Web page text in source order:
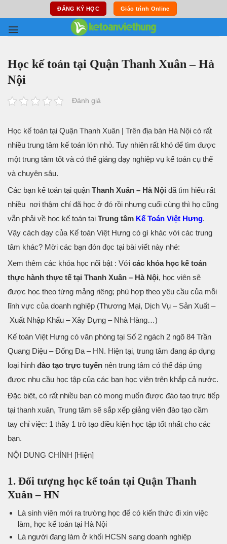
content
ĐĂNG KÝ HỌC Giáo trình Online
Học kế toán tại Quận Thanh Xuân – Hà
Nội
Đánh giá
Học kế toán tại Quận Thanh Xuân | Trên địa bàn Hà Nội có rất
nhiều trung tâm kế toán lớn nhỏ. Tuy nhiên rất khó để tìm được
một trung tâm tốt và có thể giảng dạy nghiệp vụ kế toán cụ thể
và chuyên sâu.
Các bạn kế toán tại quận Thanh Xuân – Hà Nội đã tìm hiểu rất
nhiều nơi thậm chí đã học ở đó rồi nhưng cuối cùng thì họ cũng
vẫn phải về học kế toán tại Trung tâm Kế Toán Việt Hưng.
Vậy cách dạy của Kế toán Việt Hưng có gì khác với các trung
tâm khác? Mời các bạn đón đọc tại bài viết này nhé:
Xem thêm các khóa học nổi bật : Với các khóa học kế toán
thực hành thực tế tại Thanh Xuân – Hà Nội, học viên sẽ
được học theo từng mảng riêng; phù hợp theo yêu cầu của mỗi
lĩnh vực của doanh nghiệp (Thương Mại, Dịch Vụ – Sản Xuất –
Xuất Nhập Khẩu – Xây Dựng – Nhà Hàng…)
Kế toán Việt Hưng có văn phòng tại Số 2 ngách 2 ngõ 84 Trần
Quang Diệu – Đống Đa – HN. Hiện tại, trung tâm đang áp dụng
loại hình đào tạo trực tuyến nên trung tâm có thể đáp ứng
được nhu cầu học tập của các bạn học viên trên khắp cả nước.
Đặc biệt, có rất nhiều bạn có mong muốn được đào tạo trực tiếp
tại thanh xuân, Trung tâm sẽ sắp xếp giảng viên đào tạo cầm
tay chỉ việc: 1 thầy 1 trò tạo điều kiện học tập tốt nhất cho các
bạn.
NỘI DUNG CHÍNH [Hiện]
1. Đối tượng học kế toán tại Quận Thanh
Xuân – HN
Là sinh viên mới ra trường học để có kiến thức đi xin việc
làm, học kế toán tại Hà Nội
Là người đang làm ở khối HCSN sang doanh nghiệp